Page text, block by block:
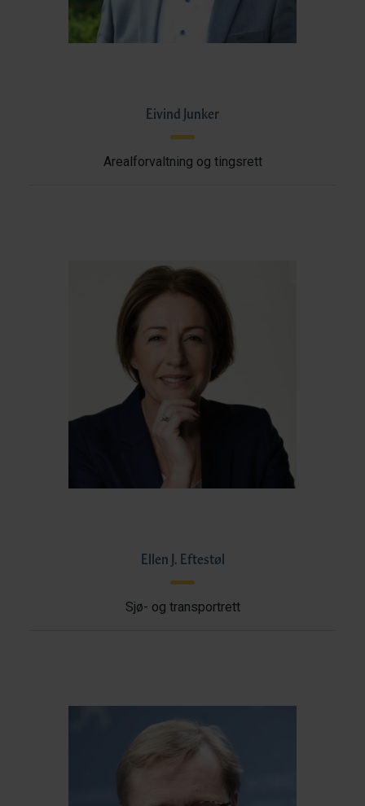
Eivind Junker
Arealforvaltning og tingsrett
Ellen J. Eftestøl
Sjø- og transportrett